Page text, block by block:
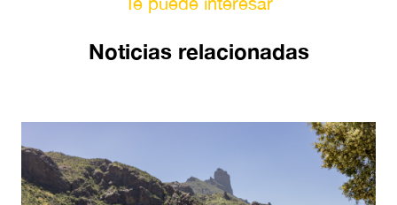
Noticias relacionadas